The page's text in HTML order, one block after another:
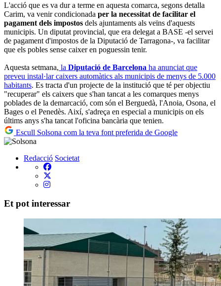
L'acció que es va dur a terme en aquesta comarca, segons detalla
Carim, va venir condicionada per la necessitat de facilitar el
pagament dels impostos dels ajuntaments als veïns d'aquests
municipis. Un diputat provincial, que era delegat a BASE -el servei
de pagament d'impostos de la Diputació de Tarragona-, va facilitar
que els pobles sense caixer en poguessin tenir.
Aquesta setmana, la Diputació de Barcelona ha anunciat que
preveu instal·lar caixers automàtics als municipis de menys de 5.000
habitants. Es tracta d'un projecte de la institució que té per objectiu
"recuperar" els caixers que s'han tancat a les comarques menys
poblades de la demarcació, com són el Berguedà, l'Anoia, Osona, el
Bages o el Penedès. Així, s'adreça en especial a municipis on els
últims anys s'ha tancat l'oficina bancària que tenien.
Escull Solsona com la teva font preferida de Google
Redacció Societat
Et pot interessar